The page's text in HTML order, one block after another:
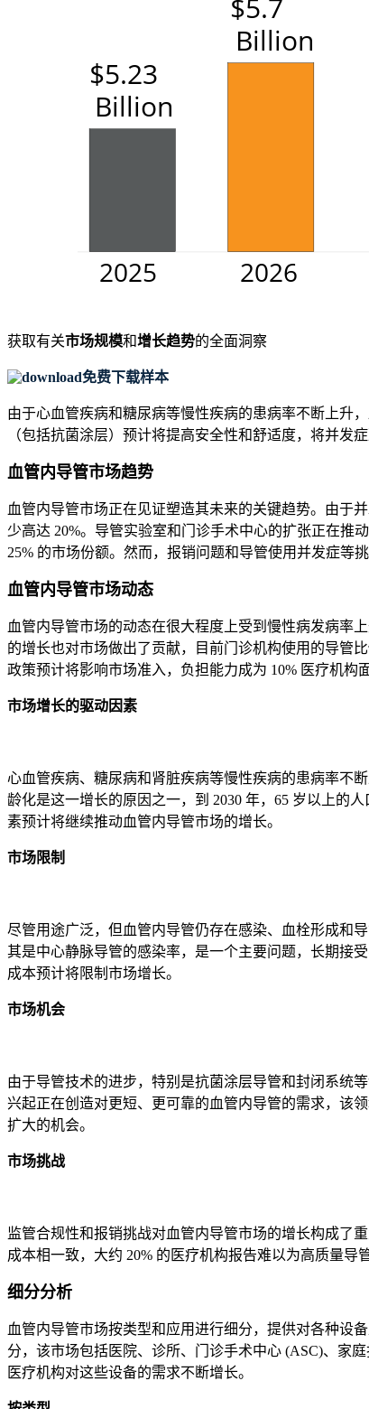
获取有关市场规模和增长趋势的全面洞察
免费下载样本
由于心血管疾病和糖尿病等慢性疾病的患病率不断上升
（包括抗菌涂层）预计将提高安全性和舒适度，将并发
血管内导管市场趋势
血管内导管市场正在见证塑造其未来的关键趋势。由于
少高达 20%。导管实验室和门诊手术中心的扩张正在推
25% 的市场份额。然而，报销问题和导管使用并发症等
血管内导管市场动态
血管内导管市场的动态在很大程度上受到慢性病发病率
的增长也对市场做出了贡献，目前门诊机构使用的导管
政策预计将影响市场准入，负担能力成为 10% 医疗机构
市场增长的驱动因素
心血管疾病、糖尿病和肾脏疾病等慢性疾病的患病率不
龄化是这一增长的原因之一，到 2030 年，65 岁以上的
素预计将继续推动血管内导管市场的增长。
市场限制
尽管用途广泛，但血管内导管仍存在感染、血栓形成和
其是中心静脉导管的感染率，是一个主要问题，长期接
成本预计将限制市场增长。
市场机会
由于导管技术的进步，特别是抗菌涂层导管和封闭系统
兴起正在创造对更短、更可靠的血管内导管的需求，该
扩大的机会。
市场挑战
监管合规性和报销挑战对血管内导管市场的增长构成了
成本相一致，大约 20% 的医疗机构报告难以为高质量
细分分析
血管内导管市场按类型和应用进行细分，提供对各种设
分，该市场包括医院、诊所、门诊手术中心 (ASC)、家
医疗机构对这些设备的需求不断增长。